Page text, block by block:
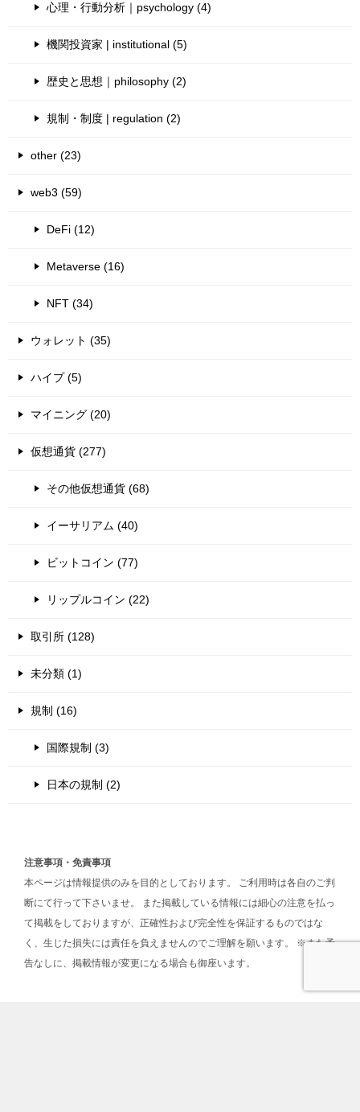
心理・行動分析｜psychology (4)
機関投資家 | institutional (5)
歴史と思想｜philosophy (2)
規制・制度 | regulation (2)
other (23)
web3 (59)
DeFi (12)
Metaverse (16)
NFT (34)
ウォレット (35)
ハイプ (5)
マイニング (20)
仮想通貨 (277)
その他仮想通貨 (68)
イーサリアム (40)
ビットコイン (77)
リップルコイン (22)
取引所 (128)
未分類 (1)
規制 (16)
国際規制 (3)
日本の規制 (2)
注意事項・免責事項
本ページは情報提供のみを目的としております。 ご利用時は各自のご判
断にて行って下さいませ。 また掲載している情報には細心の注意を払っ
て掲載をしておりますが、正確性および完全性を保証するものではな
く、生じた損失には責任を負えませんのでご理解を願います。 ※また予
告なしに、掲載情報が変更になる場合も御座います。